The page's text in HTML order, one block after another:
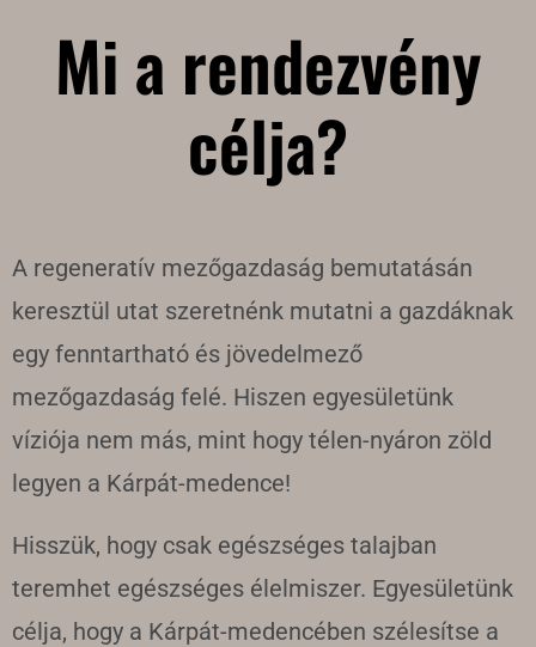
Mi a rendezvény
célja?​
A regeneratív mezőgazdaság bemutatásán
keresztül utat szeretnénk mutatni a gazdáknak
egy fenntartható és jövedelmező
mezőgazdaság felé. Hiszen egyesületünk
víziója nem más, mint hogy télen-nyáron zöld
legyen a Kárpát-medence!
Hisszük, hogy csak egészséges talajban
teremhet egészséges élelmiszer. Egyesületünk
célja, hogy a Kárpát-medencében szélesítse a